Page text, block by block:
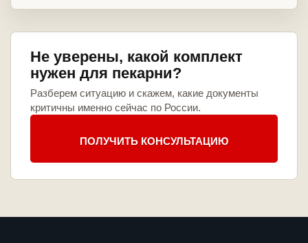
Не уверены, какой комплект
нужен для пекарни?
Разберем ситуацию и скажем, какие документы
критичны именно сейчас по России.
ПОЛУЧИТЬ КОНСУЛЬТАЦИЮ